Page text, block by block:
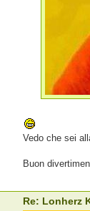
Vedo che sei
Buon
Re: Lonherz